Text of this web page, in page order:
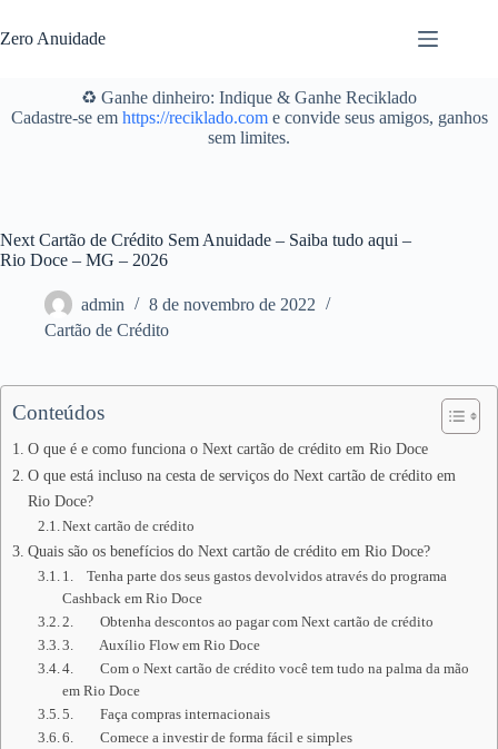
para
o
Zero Anuidade
♻️ Ganhe dinheiro: Indique & Ganhe Reciklado
Cadastre-se em https://reciklado.come convide seus amigos, ganhos
sem limites.
Next Cartão de Crédito Sem Anuidade – Saiba tudo aqui –
Rio Doce – MG – 2026
admin
8 de novembro de 2022
Cartão de Crédito
Conteúdos
O que é e como funciona o Next cartão de crédito em Rio Doce
O que está incluso na cesta de serviços do Next cartão de crédito em
Rio Doce?
Next cartão de crédito
Quais são os benefícios do Next cartão de crédito em Rio Doce?
1. Tenha parte dos seus gastos devolvidos através do programa
Cashback em Rio Doce
2. Obtenha descontos ao pagar com Next cartão de crédito
3. Auxílio Flow em Rio Doce
4. Com o Next cartão de crédito você tem tudo na palma da mão
em Rio Doce
5. Faça compras internacionais
6. Comece a investir de forma fácil e simples